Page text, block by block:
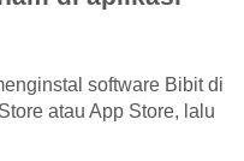
software Bibit di
atau App Store, lalu